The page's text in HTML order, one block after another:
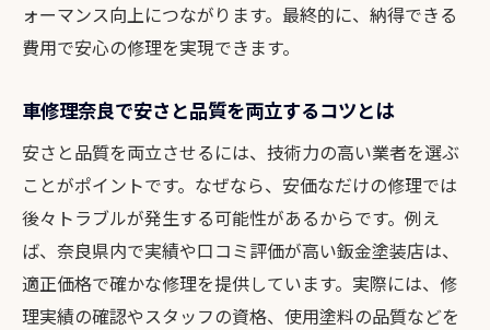
ォーマンス向上につながります。最終的に、納得できる
費用で安心の修理を実現できます。
車修理奈良で安さと品質を両立するコツとは
安さと品質を両立させるには、技術力の高い業者を選ぶ
ことがポイントです。なぜなら、安価なだけの修理では
後々トラブルが発生する可能性があるからです。例え
ば、奈良県内で実績や口コミ評価が高い鈑金塗装店は、
適正価格で確かな修理を提供しています。実際には、修
理実績の確認やスタッフの資格、使用塗料の品質などを